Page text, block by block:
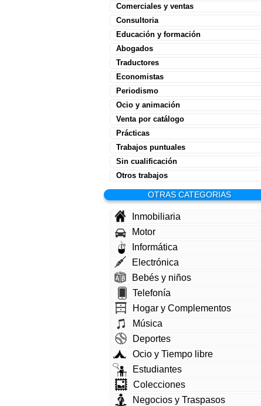
Comerciales y ventas
Consultoria
Educación y formación
Abogados
Traductores
Economistas
Periodismo
Ocio y animación
Venta por catálogo
Prácticas
Trabajos puntuales
Sin cualificación
Otros trabajos
OTRAS CATEGORIAS
Inmobiliaria
Motor
Informática
Electrónica
Bebés y niños
Telefonía
Hogar y Complementos
Música
Deportes
Ocio y Tiempo libre
Estudiantes
Colecciones
Negocios y Traspasos